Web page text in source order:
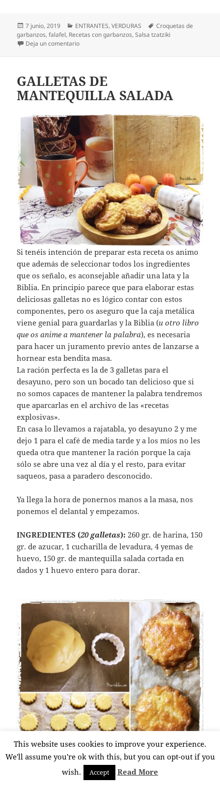
Publicado
el
7 junio, 2019 Categorías
ENTRANTES,VERDURAS Etiquetas
Croquetas de
garbanzos,falafel, Recetas con garbanzos,Salsa tzatziki
Deja un comentarioen Falafel. Croquetas de garbanzos con salsa
GALLETAS DE
MANTEQUILLA SALADA
Si tenéis intención de preparar esta receta os animo
que además de seleccionar todos los ingredientes
que os señalo, es aconsejable añadir una lata y la
Biblia. En principio parece que para elaborar estas
deliciosas galletas no es lógico contar con estos
componentes, pero os aseguro que la caja metálica
viene genial para guardarlas y la Biblia (u otro libro
que os anime a mantener la palabra), es necesaria
para hacer un juramento previo antes de lanzarse a
hornear esta bendita masa.
La ración perfecta es la de 3 galletas para el
desayuno, pero son un bocado tan delicioso que si
no somos capaces de mantener la palabra tendremos
que aparcarlas en el archivo de las «recetas
explosivas».
En casa lo llevamos a rajatabla, yo desayuno 2 y me
dejo 1 para el café de media tarde y a los míos no les
queda otra que mantener la ración porque la caja
sólo se abre una vez al día y el resto, para evitar
saqueos, pasa a paradero desconocido.
Ya llega la hora de ponernos manos a la masa, nos
ponemos el delantal y empezamos.
INGREDIENTES (20 galletas): 260 gr. de harina, 150
gr. de azucar, 1 cucharilla de levadura, 4 yemas de
huevo, 150 gr. de mantequilla salada cortada en
dados y 1 huevo entero para dorar.
This website uses cookies to improve your experience.
We'll assume you're ok with this, but you can opt-out if you
wish.
Accept Read More